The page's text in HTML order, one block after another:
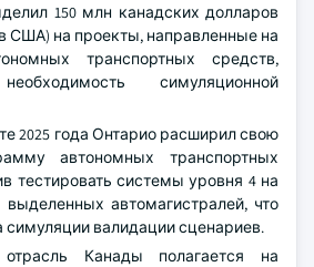
150 млн канадских долларов
США) на проекты, направленные на
транспортных средств,
симуляционной
2025 года Онтарио расширил свою
автономных транспортных
тестировать системы уровня 4 на
выделенных автомагистралей, что
симуляции валидации сценариев.
отрасль Канады полагается на